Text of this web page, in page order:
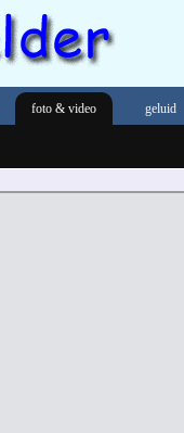
foto & video geluid